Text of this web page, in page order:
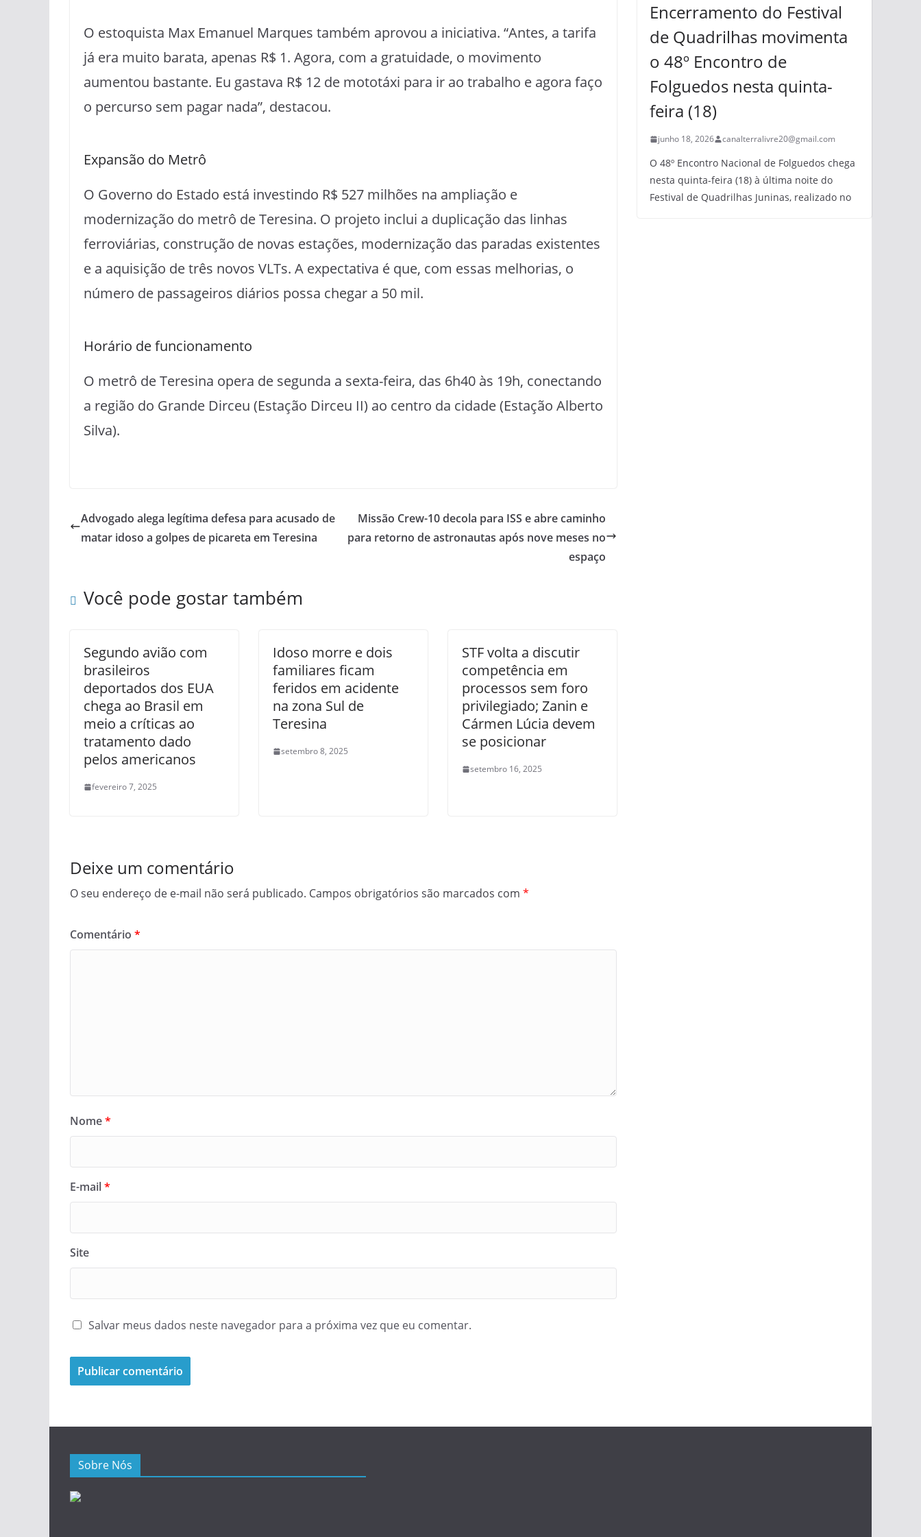
O estoquista Max Emanuel Marques também aprovou a iniciativa. “Antes, a tarifa
já era muito barata, apenas R$ 1. Agora, com a gratuidade, o movimento
aumentou bastante. Eu gastava R$ 12 de mototáxi para ir ao trabalho e agora faço
o percurso sem pagar nada”, destacou.
Expansão do Metrô
O Governo do Estado está investindo R$ 527 milhões na ampliação e
modernização do metrô de Teresina. O projeto inclui a duplicação das linhas
ferroviárias, construção de novas estações, modernização das paradas existentes
e a aquisição de três novos VLTs. A expectativa é que, com essas melhorias, o
número de passageiros diários possa chegar a 50 mil.
Horário de funcionamento
O metrô de Teresina opera de segunda a sexta-feira, das 6h40 às 19h, conectando
a região do Grande Dirceu (Estação Dirceu II) ao centro da cidade (Estação Alberto
Silva).
Advogado alega legítima defesa para acusado de
matar idoso a golpes de picareta em Teresina
Missão Crew-10 decola para ISS e abre caminho
para retorno de astronautas após nove meses no
espaço
Você pode gostar também
Segundo avião com
brasileiros
deportados dos EUA
chega ao Brasil em
meio a críticas ao
tratamento dado
pelos americanos
fevereiro 7, 2025
Idoso morre e dois
familiares ficam
feridos em acidente
na zona Sul de
Teresina
setembro 8, 2025
STF volta a discutir
competência em
processos sem foro
privilegiado; Zanin e
Cármen Lúcia devem
se posicionar
setembro 16, 2025
Deixe um comentário
O seu endereço de e-mail não será publicado. Campos obrigatórios são marcados com *
Comentário *
Nome*
E-mail*
Site
Salvar meus dados neste navegador para a próxima vez que eu comentar.
Encerramento do Festival
de Quadrilhas movimenta
o 48º Encontro de
Folguedos nesta quinta-
feira (18)
junho 18, 2026 canalterralivre20@gmail.com
O 48º Encontro Nacional de Folguedos chega
nesta quinta-feira (18) à última noite do
Festival de Quadrilhas Juninas, realizado no
Sobre Nós